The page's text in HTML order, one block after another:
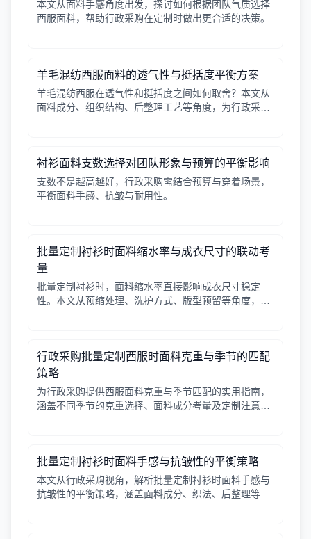
本文从面料手感角度出发，探讨如何根据团队气质选择
西服面料，帮助行政采购在定制时做出更合适的决策。
羊毛混纺西服面料的透气性与挺括度平衡方案
羊毛混纺西服在透气性和挺括度之间如何取舍？本文从
面料成分、组织结构、后整理工艺等角度，为行政采购
衬衫面料支数选择对团队形象与预算的平衡影响
支数不是越高越好，行政采购需结合预算与穿着场景，
平衡面料手感、抗皱与耐用性。
批量定制衬衫时面料缩水率与成衣尺寸的联动考
量
批量定制衬衫时，面料缩水率直接影响成衣尺寸稳定
性。本文从预缩处理、洗护方式、版型预留等角度，帮
行政采购批量定制西服时面料克重与季节的匹配
策略
为行政采购提供西服面料克重与季节匹配的实用指南，
涵盖不同季节的克重选择、面料成分考量及定制注意事
批量定制衬衫时面料手感与抗皱性的平衡策略
本文从行政采购视角，解析批量定制衬衫时面料手感与
抗皱性的平衡策略，涵盖面料成分、织法、后整理等关